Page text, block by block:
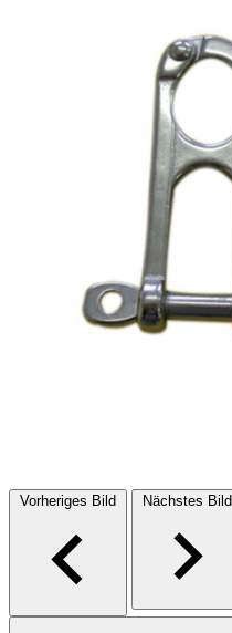
Vorheriges Bild Nächstes Bild